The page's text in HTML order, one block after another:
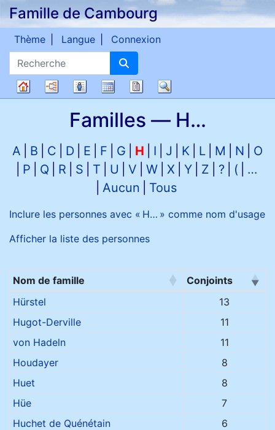
Passer au contenu
Famille de Cambourg
Recherche
Thème Langue Connexion
généalogique
Diagrammes
Listes CalendrierRapports
Familles — H…
A B C D E F G H I J K L M N
O
P
Q R S T U V W X Y Z ? (
…
Aucun
Tous
Inclure les personnes avec « H… » comme nom d'usage
Afficher la liste des personnes
Noms de famille
Nom de famille
Conjoints
Hürstel
13
Hugot-Derville
11
von Hadeln
11
Houdayer
8
Huet
8
Hüe
7
Huchet de Quénétain
6